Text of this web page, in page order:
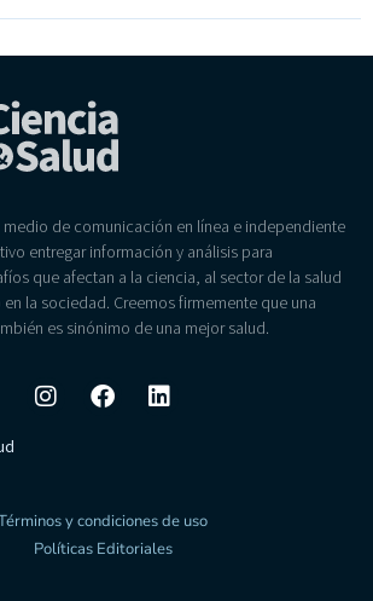
medio de comunicación en línea e independiente
entregar información y análisis para
que afectan a la ciencia, al sector de la salud
la sociedad. Creemos firmemente que una
es sinónimo de una mejor salud.
y condiciones de uso
Políticas Editoriales